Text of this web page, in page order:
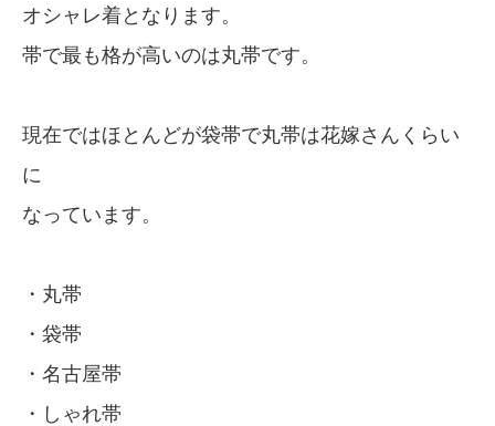
オシャレ着となります。
帯で最も格が高いのは丸帯です。
現在ではほとんどが袋帯で丸帯は花嫁さんくらい
に
なっています。
・丸帯
・袋帯
・名古屋帯
・しゃれ帯